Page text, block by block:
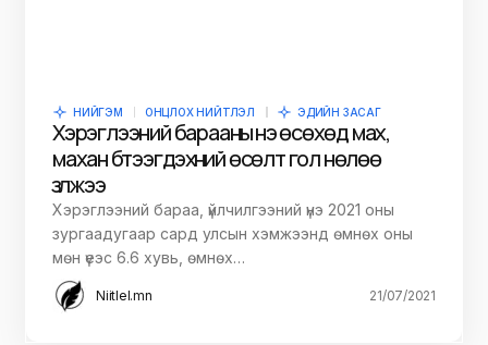
НИЙГЭМ ОНЦЛОХ НИЙТЛЭЛ ЭДИЙН ЗАСАГ
Хэрэглээний барааны үнэ өсөхөд мах,
махан бүтээгдэхүүний өсөлт гол нөлөө
үзүүлжээ
Хэрэглээний бараа, үйлчилгээний үнэ 2021 оны
зургаадугаар сард улсын хэмжээнд өмнөх оны
мөн үеэс 6.6 хувь, өмнөх…
Niitlel.mn 21/07/2021